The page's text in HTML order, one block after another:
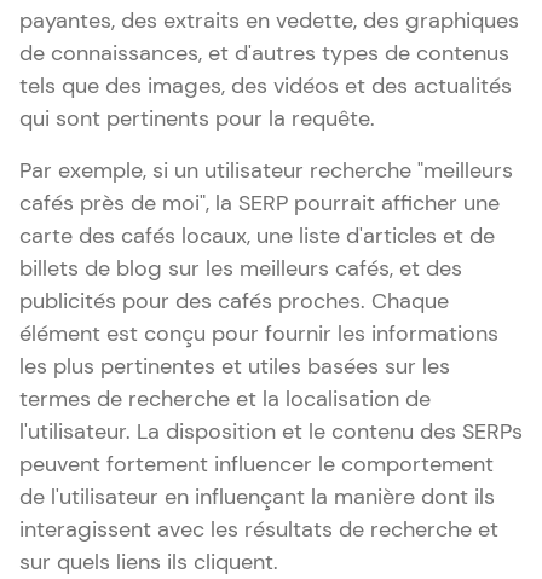
payantes, des extraits en vedette, des graphiques
de connaissances, et d'autres types de contenus
tels que des images, des vidéos et des actualités
qui sont pertinents pour la requête.
Par exemple, si un utilisateur recherche "meilleurs
cafés près de moi", la SERP pourrait afficher une
carte des cafés locaux, une liste d'articles et de
billets de blog sur les meilleurs cafés, et des
publicités pour des cafés proches. Chaque
élément est conçu pour fournir les informations
les plus pertinentes et utiles basées sur les
termes de recherche et la localisation de
l'utilisateur. La disposition et le contenu des SERPs
peuvent fortement influencer le comportement
de l'utilisateur en influençant la manière dont ils
interagissent avec les résultats de recherche et
sur quels liens ils cliquent.